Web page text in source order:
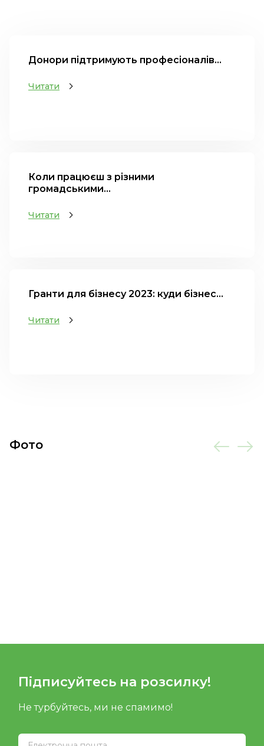
Донори підтримують професіоналів...
Читати
Коли працюєш з різними
громадськими...
Читати
Гранти для бізнесу 2023: куди бізнес...
Читати
Фото
Підписуйтесь на розсилку!
Не турбуйтесь, ми не спамимо!